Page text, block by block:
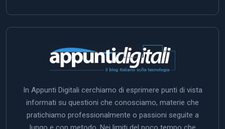
In Appunti Digitali cerchiamo di esprimere punti di vista
informati su questioni che conosciamo, materie che
pratichiamo professionalmente o passioni seguite a